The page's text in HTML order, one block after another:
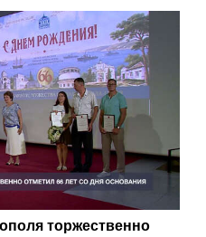
торжественно